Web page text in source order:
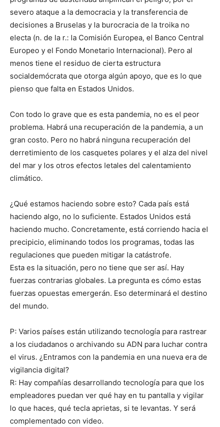
severo ataque a la democracia y la transferencia de
decisiones a Bruselas y la burocracia de la troika no
electa (n. de la r.: la Comisión Europea, el Banco Central
Europeo y el Fondo Monetario Internacional). Pero al
menos tiene el residuo de cierta estructura
socialdemócrata que otorga algún apoyo, que es lo que
pienso que falta en Estados Unidos.
Con todo lo grave que es esta pandemia, no es el peor
problema. Habrá una recuperación de la pandemia, a un
gran costo. Pero no habrá ninguna recuperación del
derretimiento de los casquetes polares y el alza del nivel
del mar y los otros efectos letales del calentamiento
climático.
¿Qué estamos haciendo sobre esto? Cada país está
haciendo algo, no lo suficiente. Estados Unidos está
haciendo mucho. Concretamente, está corriendo hacia el
precipicio, eliminando todos los programas, todas las
regulaciones que pueden mitigar la catástrofe.
Esta es la situación, pero no tiene que ser así. Hay
fuerzas contrarias globales. La pregunta es cómo estas
fuerzas opuestas emergerán. Eso determinará el destino
del mundo.
P: Varios países están utilizando tecnología para rastrear
a los ciudadanos o archivando su ADN para luchar contra
el virus. ¿Entramos con la pandemia en una nueva era de
vigilancia digital?
R: Hay compañías desarrollando tecnología para que los
empleadores puedan ver qué hay en tu pantalla y vigilar
lo que haces, qué tecla aprietas, si te levantas. Y será
complementado con video.